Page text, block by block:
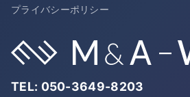
プライバシーポリシー
TEL: 050-3649-8203